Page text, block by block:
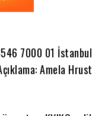
7000 01
Amela